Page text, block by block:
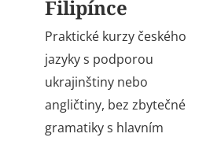
Filipínce
Praktické kurzy českého
jazyky s podporou
ukrajinštiny nebo
angličtiny, bez zbytečné
gramatiky s hlavním